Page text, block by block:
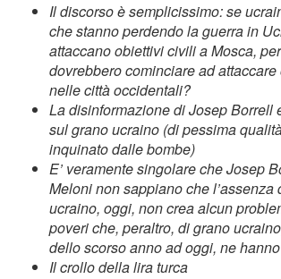
Il discorso è semplicissimo: se
che stanno perdendo la guerra in
attaccano obiettivi civili a Mosca,
dovrebbero cominciare ad
nelle città occidentali?
La disinformazione di Josep Borrell
sul grano ucraino (di pessima
inquinato dalle bombe)
E’ veramente singolare che Josep
Meloni non sappiano che l’assenza
ucraino, oggi, non crea alcun
poveri che, peraltro, di grano
dello scorso anno ad oggi, ne
Il crollo della lira turca